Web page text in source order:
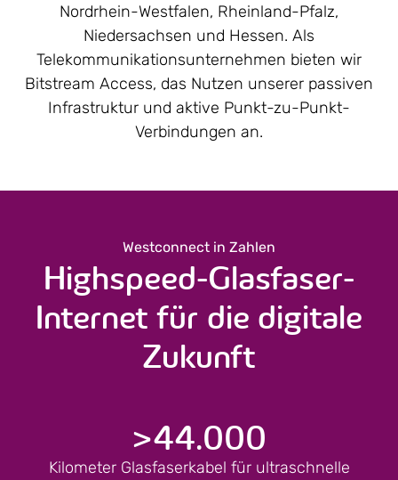
Nordrhein-Westfalen, Rheinland-Pfalz,
Niedersachsen und Hessen. Als
Telekommunikations­unternehmen bieten wir
Bitstream Access, das Nutzen unserer passiven
Infrastruktur und aktive Punkt-zu-Punkt-
Verbindungen an.
Westconnect in Zahlen
Highspeed-Glasfaser-
Internet für die digitale
Zukunft
>44.000
Kilometer Glasfaserkabel für ultraschnelle